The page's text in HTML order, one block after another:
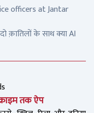
officers at Jantar
क़ातिलों के साथ क्या AI
तक ऐप